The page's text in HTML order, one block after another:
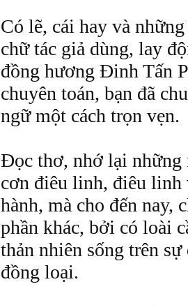
Có lẽ, cái hay và
chữ tác giả dùng, lay
đồng hương Đinh Tấn
chuyên toán, bạn đã
ngữ một cách trọn vẹn.
Đọc thơ, nhớ lại những
cơn điêu linh, điêu linh
hành, mà cho đến nay,
phần khác, bởi có loài
thản nhiên sống trên
đồng loại.